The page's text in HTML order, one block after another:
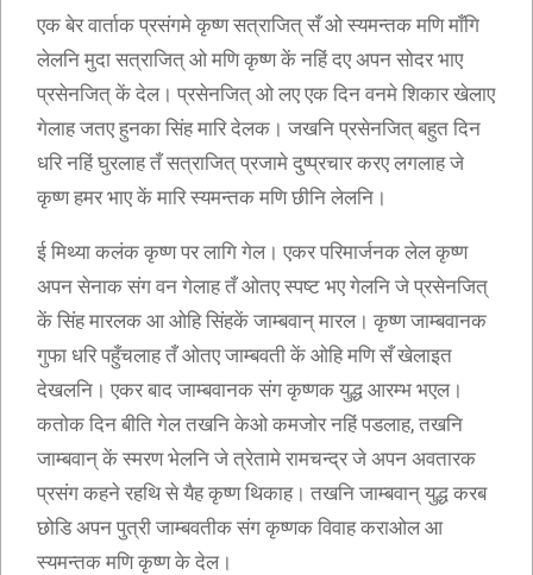
एक बेर वार्ताक प्रसंगमे कृष्ण सत्राजित् सँ ओ स्यमन्तक मणि माँगि
लेलनि मुदा सत्राजित् ओ मणि कृष्ण कें नहिं दए अपन सोदर भाए
प्रसेनजित् कें देल। प्रसेनजित् ओ लए एक दिन वनमे शिकार खेलाए
गेलाह जतए हुनका सिंह मारि देलक। जखनि प्रसेनजित् बहुत दिन
धरि नहिं घुरलाह तँ सत्राजित् प्रजामे दुष्प्रचार करए लगलाह जे
कृष्ण हमर भाए कें मारि स्यमन्तक मणि छीनि लेलनि।
ई मिथ्या कलंक कृष्ण पर लागि गेल। एकर परिमार्जनक लेल कृष्ण
अपन सेनाक संग वन गेलाह तँ ओतए स्पष्ट भए गेलनि जे प्रसेनजित्
कें सिंह मारलक आ ओहि सिंहकें जाम्बवान् मारल। कृष्ण जाम्बवानक
गुफा धरि पहुँचलाह तँ ओतए जाम्बवती कें ओहि मणि सँ खेलाइत
देखलनि। एकर बाद जाम्बवानक संग कृष्णक युद्ध आरम्भ भएल।
कतोक दिन बीति गेल तखनि केओ कमजोर नहिं पडलाह, तखनि
जाम्बवान् कें स्मरण भेलनि जे त्रेतामे रामचन्द्र जे अपन अवतारक
प्रसंग कहने रहथि से यैह कृष्ण थिकाह। तखनि जाम्बवान् युद्ध करब
छोडि अपन पुत्री जाम्बवतीक संग कृष्णक विवाह कराओल आ
स्यमन्तक मणि कृष्ण के देल।